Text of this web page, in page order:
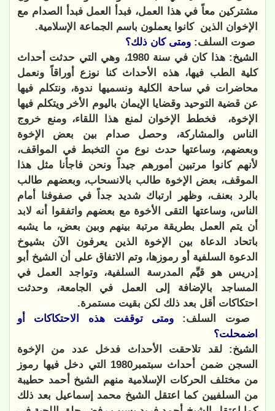
مشتركين معاً في هذا العمل، فبدأ العمل فبدأ الصدام مع
الإخوان الذين كانوا يعملون باسم الجماعة الإسلامية.
صوت السلف: ومتى كان ذلك؟
الشيخ: هذا كان في سنة 1980، وهي التي حدثت أحداث
كلية الطب فيها، هذه الأحداث كنا نوزع أوراقاً ونعمل
محاضرات في ساحة الكلية ونسميها ندوة، ونتكلم فيها
عن قضية التوحيد وقضايا الإيمان باليوم الأخر ويتكلم فيها
الإخوة،
فخطط الإخوان لمنع هذا اللقاء، ومنع خروج
الناس والمشاركة، وحصل صدام بين بعض الإخوة
وبعضهم، وساعتها حدث نوع من التخبط في المواقف،
لأنهم كانوا مرتبين أمورهم جيداً ونحن فاجأنا مثل هذا
الموقف، بعض الإخوة طالب بالانسحاب، وبعضهم طالب
بالرد بعنف، وظهر ارتباك شديد جداً في صفوفنا أمام
الناس، وساعتها التقى الأخوة مع بعضهم واتفقوا أنه لابد
أن يتم العمل بطريقة مرتبة بينهم وبين بعض، ما يشبه
باتحاد الدعاة بين الإخوة الذين يعرفون الآن بشيوخ
الدعوة السلفية أو رموزها، وتم الاتفاق على أن الشيخ أبو
إدريس هو قيِّم المدرسة السلفية، وتواجد العمل في
المساجد بالإضافة إلى العمل في الجامعة، وحدثت
احتكاكات أقل بعد ذلك لكن بقيت مستمرة.
صوت السلف: ومتى توقفت هذه الاحتكاكات أو
اضمحلت؟
الشيخ: لقد تلاحقت الأحداث فدخل عدد من الإخوة
السجن ضمن أحداث سبتمبر1980 التي دخل فيها رموز
من مختلف الحركات الإسلامية منهم الشيخ أحمد حطيبة
من السلفيين كما اعتقل الشيخ محمد إسماعيل بعد ذلك